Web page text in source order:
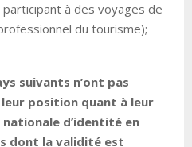
à des voyages de
du tourisme);
suivants n’ont pas
position quant à leur
d’identité en
dont la validité est